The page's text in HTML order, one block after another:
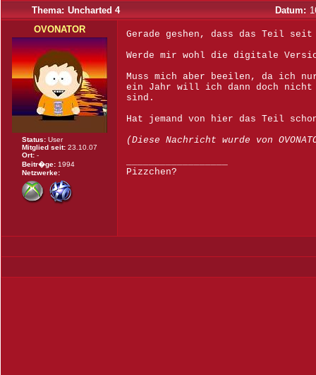
Thema: Uncharted 4 Datum:
OVONATOR
Status: User
Mitglied seit: 23.10.07
Ort: -
Beitr�ge: 1994
Netzwerke:
Gerade geshen, dass das Teil
Werde mir wohl die digitale
Muss mich aber beeilen, da ich nur
ein Jahr will ich dann doch nicht
sind.
Hat jemand von hier das Teil
(Diese Nachricht wurde von
Pizzchen?